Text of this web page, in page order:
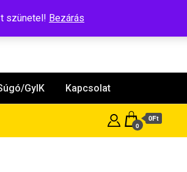
szünetel! Bezárás
GyIK Kapcsolat
0
0Ft